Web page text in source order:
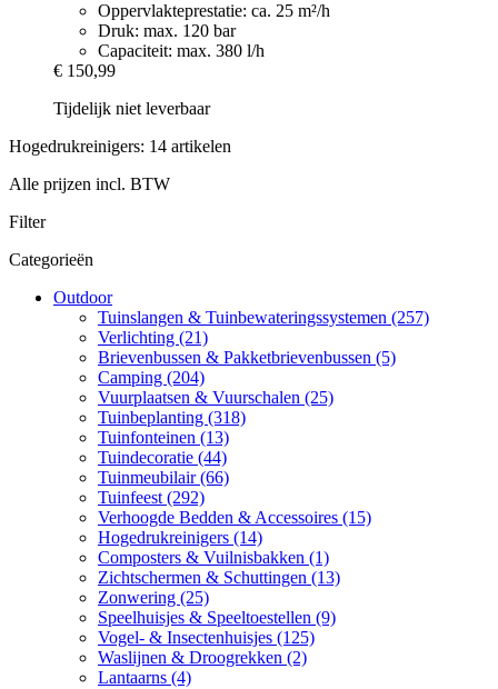
Oppervlakteprestatie: ca. 25 m²/h
Druk: max. 120 bar
Capaciteit: max. 380 l/h
€ 150,99
Tijdelijk niet leverbaar
Hogedrukreinigers: 14 artikelen
Alle prijzen incl. BTW
Filter
Categorieën
Outdoor
Tuinslangen & Tuinbewateringssystemen (257)
Verlichting (21)
Brievenbussen & Pakketbrievenbussen (5)
Camping (204)
Vuurplaatsen & Vuurschalen (25)
Tuinbeplanting (318)
Tuinfonteinen (13)
Tuindecoratie (44)
Tuinmeubilair (66)
Tuinfeest (292)
Verhoogde Bedden & Accessoires (15)
Hogedrukreinigers (14)
Composters & Vuilnisbakken (1)
Zichtschermen & Schuttingen (13)
Zonwering (25)
Speelhuisjes & Speeltoestellen (9)
Vogel- & Insectenhuisjes (125)
Waslijnen & Droogrekken (2)
Lantaarns (4)